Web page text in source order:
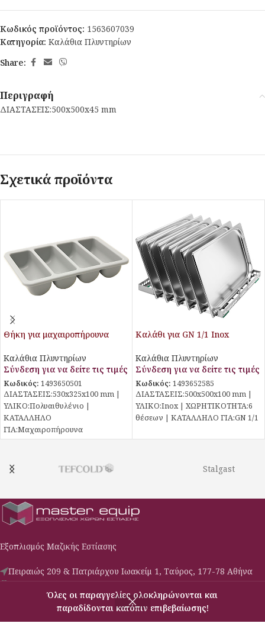
Όλες οι παραγγελίες ολοκληρώνονται και
παραδίδονται κατόπιν επιβεβαίωσης!
Κωδικός προϊόντος: 1563607039
Κατηγορία: Καλάθια Πλυντηρίων
Share:
Περιγραφή
ΔΙΑΣΤΑΣΕΙΣ:500x500x45 mm
Σχετικά προϊόντα
Θήκη για μαχαιροπήρουνα
Καλάθια Πλυντηρίων
Σύνδεση για να δείτε τις τιμές
Κωδικός: 1493650501
ΔΙΑΣΤΑΣΕΙΣ:530x325x100 mm |
ΥΛΙΚΟ:Πολυαιθυλένιο |
ΚΑΤΑΛΛΗΛΟ
ΓΙΑ:Μαχαιροπήρουνα
Καλάθι για GN 1/1 Inox
Καλάθια Πλυντηρίων
Σύνδεση για να δείτε τις τιμές
Κωδικός: 1493652585
ΔΙΑΣΤΑΣΕΙΣ:500x500x100 mm |
ΥΛΙΚΟ:Inox | ΧΩΡΗΤΙΚΟΤΗΤΑ:6
θέσεων | ΚΑΤΑΛΛΗΛΟ ΓΙΑ:GN 1/1
Stalgast
Εξοπλισμός Μαζικής Εστίασης
Πειραιώς 209 & Πατριάρχου Ιωακείμ 1, Ταύρος, 177-78 Αθήνα
Email: c-s@masterequip.gr